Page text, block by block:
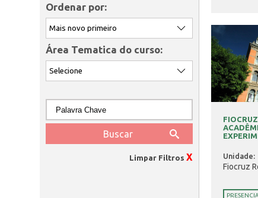
Ordenar por:
Área Tematica do curso:
Limpar Filtros X Unidade:
Fiocruz